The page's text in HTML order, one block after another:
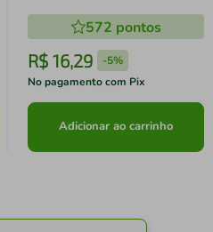
572 pontos
R$ 16,29 -5%
No pagamento com Pix
Adicionar ao carrinho